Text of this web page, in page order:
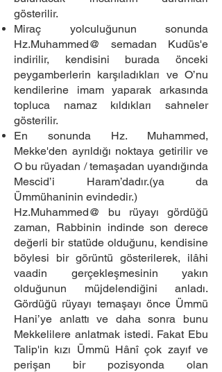
gösterilir.
Miraç yolculuğunun sonunda
Hz.Muhammed@ semadan Kudüs'e
indirilir, kendisini burada önceki
peygamberlerin karşıladıkları ve O’nu
kendilerine imam yaparak arkasında
topluca namaz kıldıkları sahneler
gösterilir.
En sonunda Hz. Muhammed,
Mekke'den ayrıldığı noktaya getirilir ve
O bu rüyadan / temaşadan uyandığında
Mescid’i Haram’dadır.(ya da
Ümmühaninin evindedir.)
Hz.Muhammed@ bu rüyayı gördüğü
zaman, Rabbinin indinde son derece
değerli bir statüde olduğunu, kendisine
böylesi bir görüntü gösterilerek, ilâhi
vaadin gerçekleşmesinin yakın
olduğunun müjdelendiğini anladı.
Gördüğü rüyayı temaşayı önce Ümmü
Hani’ye anlattı ve daha sonra bunu
Mekkelilere anlatmak istedi. Fakat Ebu
Talip'in kızı Ümmü Hânî çok zayıf ve
perişan bir pozisyonda olan